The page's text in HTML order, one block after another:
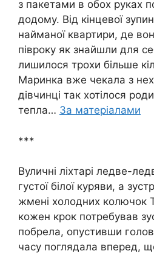
з пакетами в обох руках
додому. Від кінцевої
найманої квартири, де
півроку як знайшли для
лишилося трохи більше
Маринка вже чекала з
дівчинці так хотілося
тепла… За матеріалами
***
Вуличні ліхтарі ледве-
густої білої куряви, а
жмені холодних колючок
кожен крок потребував
побрела, опустивши
часу поглядала вперед,